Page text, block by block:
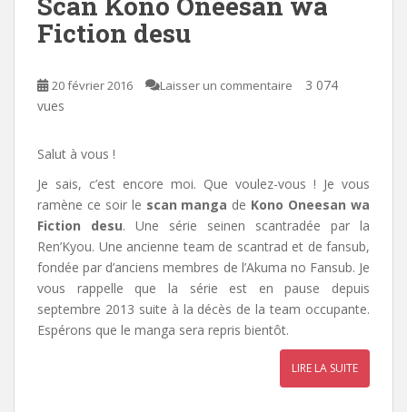
Fiction desu
20 février 2016 Laisser un commentaire
3 074
vues
Salut à vous !
Je sais, c’est encore moi. Que voulez-vous ! Je vous
ramène ce soir le scan manga de Kono Oneesan wa
Fiction desu. Une série seinen scantradée par la
Ren’Kyou. Une ancienne team de scantrad et de fansub,
fondée par d’anciens membres de l’Akuma no Fansub. Je
vous rappelle que la série est en pause depuis
septembre 2013 suite à la décès de la team occupante.
Espérons que le manga sera repris bientôt.
LIRE LA SUITE